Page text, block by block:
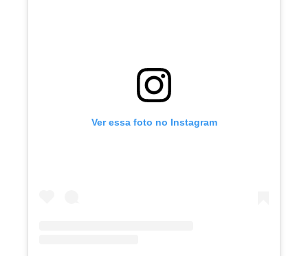
Ver essa foto no Instagram